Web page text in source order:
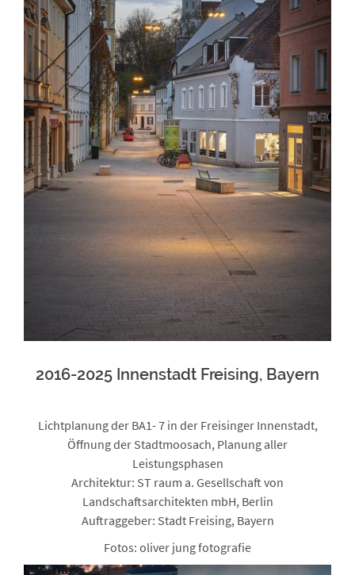
2016-2025 Innenstadt Freising, Bayern
Lichtplanung der BA1- 7 in der Freisinger Innenstadt,
Öffnung der Stadtmoosach, Planung aller
Leistungsphasen
Architektur: ST raum a. Gesellschaft von
Landschaftsarchitekten mbH, Berlin
Auftraggeber: Stadt Freising, Bayern
Fotos: oliver jung fotografie